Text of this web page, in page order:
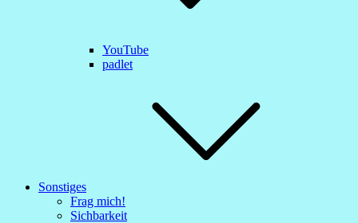
YouTube
padlet
Sonstiges
Frag mich!
Sichbarkeit